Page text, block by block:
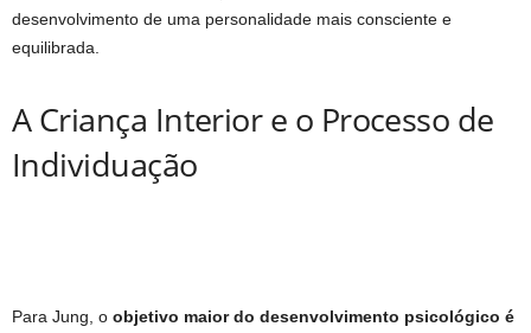
desenvolvimento de uma personalidade mais consciente e
equilibrada.
A Criança Interior e o Processo de
Individuação
Para Jung, o objetivo maior do desenvolvimento psicológico é